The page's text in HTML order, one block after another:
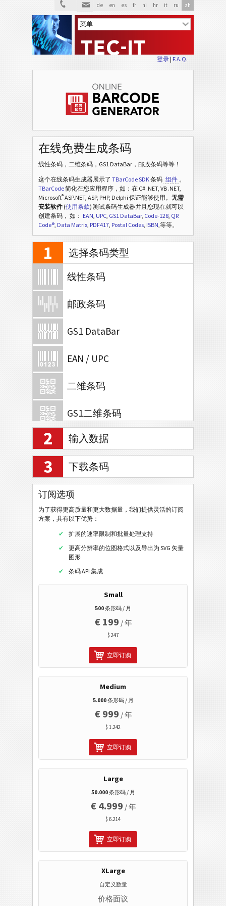
de en es fr hi hr it ru zh
登录| F.A.Q.
在线免费生成条码
线性条码，二维条码，GS1 DataBar，邮政条码等等！
这个在线条码生成器展示了 TBarCode SDK条码 组件 。
TBarCode简化在您应用程序，如：在 C# .NET, VB .NET,
Microsoft®ASP.NET, ASP, PHP, Delphi 保证能够使用。 无需
安装软件 (使用条款) 测试条码生成器并且您现在就可以
创建条码， 如： EAN, UPC, GS1 DataBar, Code-128, QR
Code®, Data Matrix, PDF417, Postal Codes, ISBN,等等。
1 选择条码类型
线性条码
邮政条码
GS1 DataBar
EAN / UPC
二维条码
GS1二维条码
银行和支付
移动标签
QR 码
数据矩阵
Aztec
网址
拨打电话号码
发短信 (SMS)
推特推文
脸书个人资料
领英用户资料
领英公司资料
领英分享
谷歌播放发布商搜索
谷歌播放包搜索
医疗保健条码
ISBN 码
Wi-Fi 条码
2 输入数据
3 下载条码
订阅选项
为了获得更高质量和更大数据量，我们提供灵活的订阅
方案，具有以下优势：
扩展的速率限制和批量处理支持
更高分辨率的位图格式以及导出为 SVG 矢量
图形
条码 API 集成
Small
500条形码 / 月
€ 199 / 年
$ 247
立即订购
Medium
5.000条形码 / 月
€ 999 / 年
$ 1.242
立即订购
Large
50.000条形码 / 月
€ 4.999 / 年
$ 6.214
立即订购
XLarge
自定义数量
价格面议